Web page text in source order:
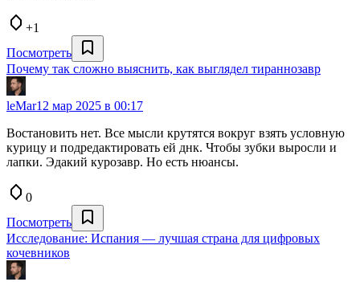
+1
Посмотреть
Почему так сложно выяснить, как выглядел тираннозавр
leMar12 мар 2025 в 00:17
Востановить нет. Все мысли крутятся вокруг взять условную
курицу и подредактировать ей днк. Чтобы зубки выросли и
лапки. Эдакий курозавр. Но есть нюансы.
0
Посмотреть
Исследование: Испания — лучшая страна для цифровых
кочевников